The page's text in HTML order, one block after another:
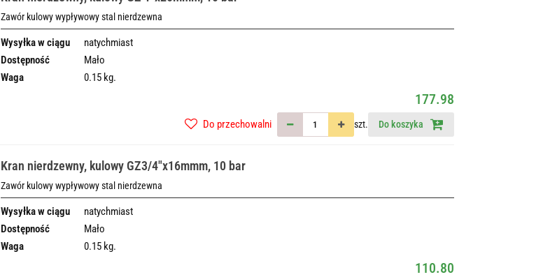
Zawór kulowy wypływowy stal nierdzewna
Wysyłka w ciągu
natychmiast
Dostępność
Mało
Waga
0.15 kg.
177.98
szt. Do koszyka
Do przechowalni
Kran nierdzewny, kulowy GZ3/4"x16mmm, 10 bar
Zawór kulowy wypływowy stal nierdzewna
Wysyłka w ciągu
natychmiast
Dostępność
Mało
Waga
0.15 kg.
110.80